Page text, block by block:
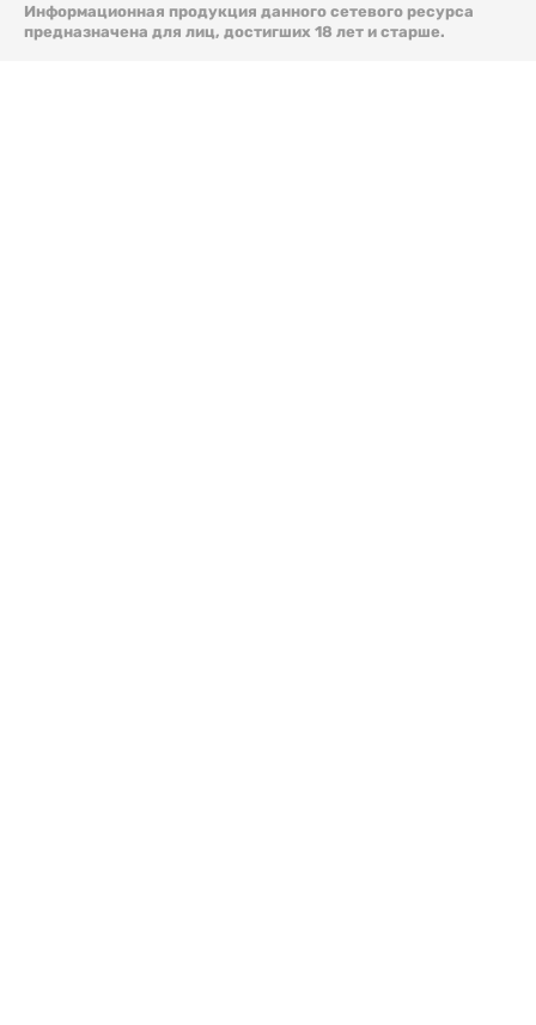
Информационная продукция данного сетевого ресурса
предназначена для лиц, достигших 18 лет и старше.